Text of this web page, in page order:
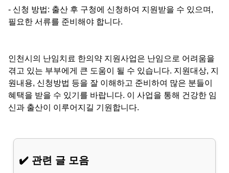
- 신청 방법: 출산 후 구청에 신청하여 지원받을 수 있으며,
필요한 서류를 준비해야 합니다.
인천시의 난임치료 한의약 지원사업은 난임으로 어려움을
겪고 있는 부부에게 큰 도움이 될 수 있습니다. 지원대상, 지
원내용, 신청방법 등을 잘 이해하고 준비하여 많은 분들이
혜택을 받을 수 있기를 바랍니다. 이 사업을 통해 건강한 임
신과 출산이 이루어지길 기원합니다.
✔️ 관련 글 모음